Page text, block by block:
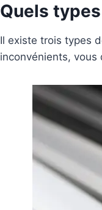
Quels
Il existe trois types
inconvénients, vous